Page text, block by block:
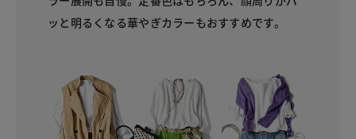
ッと明るくなる華やぎカラーもおすすめです。